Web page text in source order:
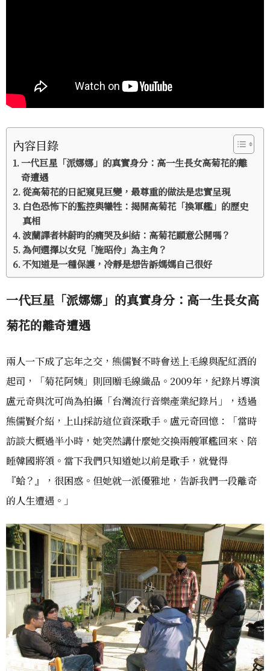
內容目錄
一代巨星「派娜娜」的真實身分：高一生長女高菊花的離
奇遭遇
從高菊花的日記窺見巨變，最尊重的做法是忠實呈現
白色恐怖下的監控與犧牲：揭開高菊花「換軍艦」的歷史
真相
波蘭譯者林蔚昀的痛哭及糾結：高菊花願意公開嗎？
為何選擇以女兒「施昭伶」為主角？
不知道是一種保護，冷靜是想告訴媽媽自己很好
一代巨星「派娜娜」的真實身分：高一生長女高
菊花的離奇遭遇
兩人一下成了忘年之交，熊儒賢不時會送上毛線與配紅酒的
起司，「菊花阿姨」則回贈毛線織品。2009年，紀錄片導演
盧元奇與沈可尚為拍攝「台灣流行音樂產業紀錄片」，透過
熊儒賢介紹，上山採訪這位資深歌手。盧元奇回憶：「當時
訪談大概過半小時，她突然講什麼她交換兩艘軍艦回來、陪
睡韓國將領。當下我們只知道她以前是歌手，就覺得
『蛤？』，很困惑。但她就一派優雅地，告訴我們一段離奇
的人生遭遇。」